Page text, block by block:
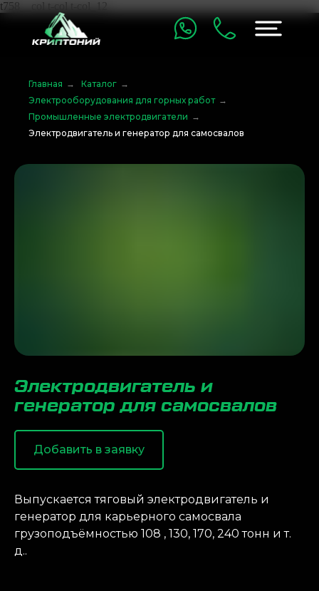
t758__col t-col t-col_12
Главная → Каталог →
Электрооборудования для горных работ →
Промышленные электродвигатели →
Электродвигатель и генератор для самосвалов
Электродвигатель и
генератор для самосвалов
Добавить в заявку
Выпускается тяговый электродвигатель и
генератор для карьерного самосвала
грузоподъёмностью 108 , 130, 170, 240 тонн и т.
д..